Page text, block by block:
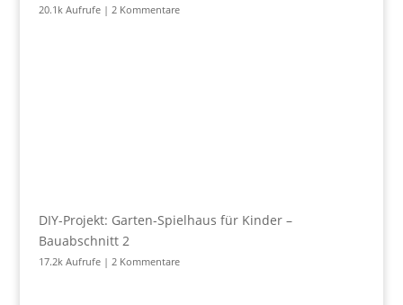
20.1k Aufrufe| 2 Kommentare
DIY-Projekt: Garten-Spielhaus für Kinder –
Bauabschnitt 2
17.2k Aufrufe| 2 Kommentare